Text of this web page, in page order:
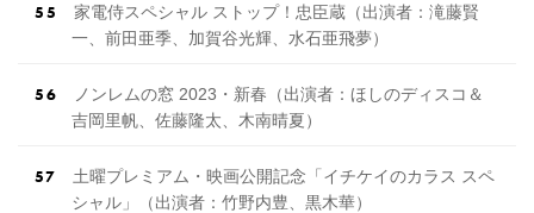
家電侍スペシャル ストップ！忠臣蔵（出演者：滝藤賢
一、前田亜季、加賀谷光輝、水石亜飛夢）
ノンレムの窓 2023・新春（出演者：ほしのディスコ＆
吉岡里帆、佐藤隆太、木南晴夏）
土曜プレミアム・映画公開記念「イチケイのカラス スペ
シャル」（出演者：竹野内豊、黒木華）